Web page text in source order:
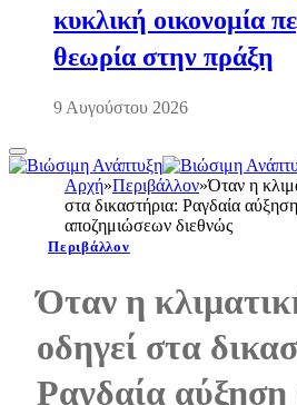
κυκλική οικονομία
θεωρία στην πράξη
9 Αυγούστου 2026
Αρχή»Περιβάλλον»Όταν η
στα δικαστήρια: Ραγδαία
αποζημιώσεων διεθνώς
Περιβάλλον
Όταν η
οδηγεί στα
Ραγδαία